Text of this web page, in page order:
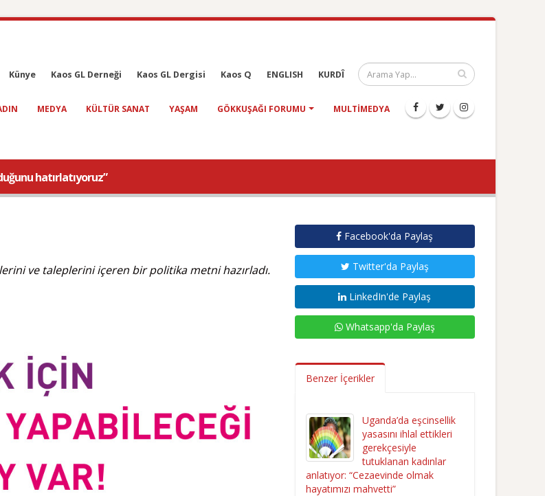
Künye Kaos GL Derneği Kaos GL Dergisi Kaos Q ENGLISH KURDÎ
MEDYA KÜLTÜR SANAT YAŞAM GÖKKUŞAĞI FORUMU MULTIMEDYA
hatırlatıyoruz”
ve taleplerini içeren bir politika metni hazırladı.
Facebook'da Paylaş
Twitter'da Paylaş
LinkedIn'de Paylaş
Whatsapp'da Paylaş
Benzer İçerikler
Uganda’da eşcinsellik
yasasını ihlal ettikleri
gerekçesiyle
tutuklanan kadınlar
anlatıyor: “Cezaevinde olmak
hayatımızı mahvetti”